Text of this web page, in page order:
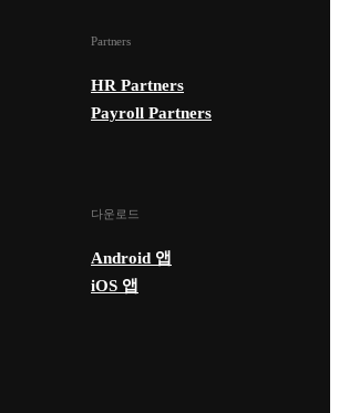
Partners
HR Partners
Payroll Partners
다운로드
Android 앱
iOS 앱